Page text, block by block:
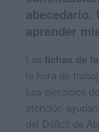
abecedario.
aprender
Las fichas de
la hora de
Los ejercicios
atención
del Déficit de